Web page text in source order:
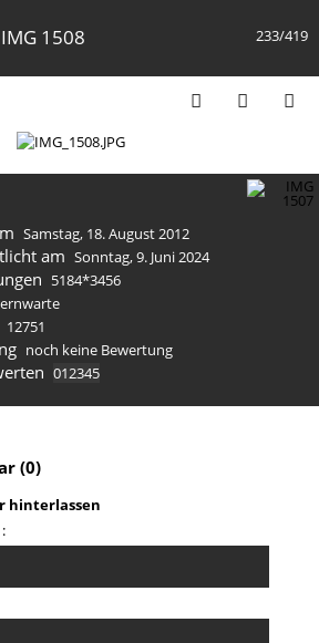
233/419
IMG 1508
Samstag, 18. August 2012
am Sonntag, 9. Juni 2024
5184*3456
12751
noch keine Bewertung
(0)
hinterlassen